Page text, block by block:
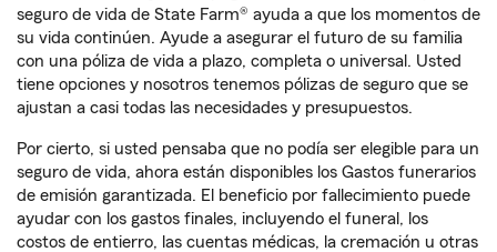
seguro de vida de State Farm® ayuda a que los momentos de
su vida continúen. Ayude a asegurar el futuro de su familia
con una póliza de vida a plazo, completa o universal. Usted
tiene opciones y nosotros tenemos pólizas de seguro que se
ajustan a casi todas las necesidades y presupuestos.
Por cierto, si usted pensaba que no podía ser elegible para un
seguro de vida, ahora están disponibles los Gastos funerarios
de emisión garantizada. El beneficio por fallecimiento puede
ayudar con los gastos finales, incluyendo el funeral, los
costos de entierro, las cuentas médicas, la cremación u otras